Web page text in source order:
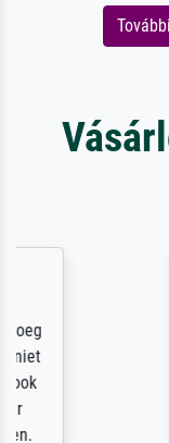
Sehr
des
sorgfältig
unser